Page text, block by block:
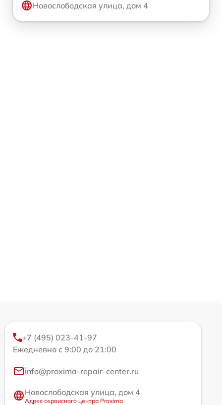
Новослободская улица, дом 4
+7 (495) 023-41-97
Ежедневно с 9:00 до 21:00
info@proxima-repair-center.ru
Новослободская улица, дом 4
Адрес сервисного центра Proxima